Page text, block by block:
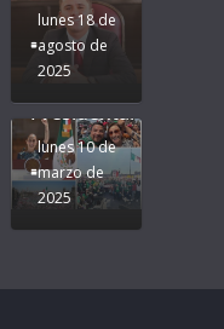
lunes 18 de
agosto de
2025
Presidenta!
lunes 10 de
marzo de
2025